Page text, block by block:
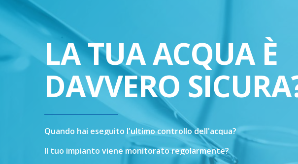
LA TUA ACQUA È
DAVVERO
Quando hai eseguito l'ultimo controllo dell'acqua?
Il tuo impianto viene monitoratoregolarmente?